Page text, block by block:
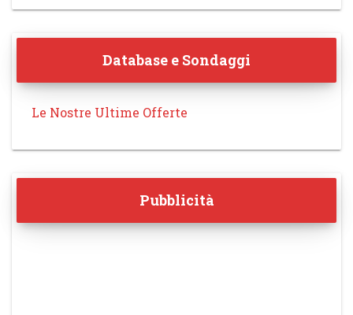
Database e Sondaggi
Le Nostre Ultime Offerte
Pubblicità